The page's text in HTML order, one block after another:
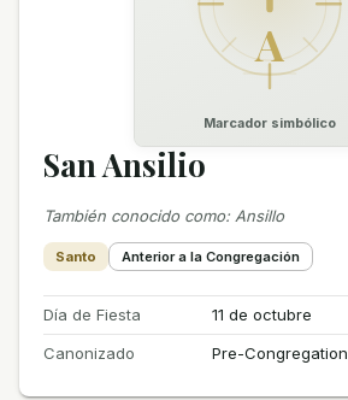
A
Marcador simbólico
San Ansilio
También conocido como: Ansillo
Santo Anterior a la Congregación
Día de Fiesta
11 de octubre
Canonizado
Pre-Congregation